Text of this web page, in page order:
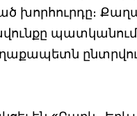
խորհուրդը։